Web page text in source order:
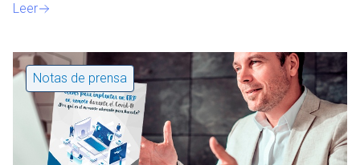
Leer
Notas de prensa